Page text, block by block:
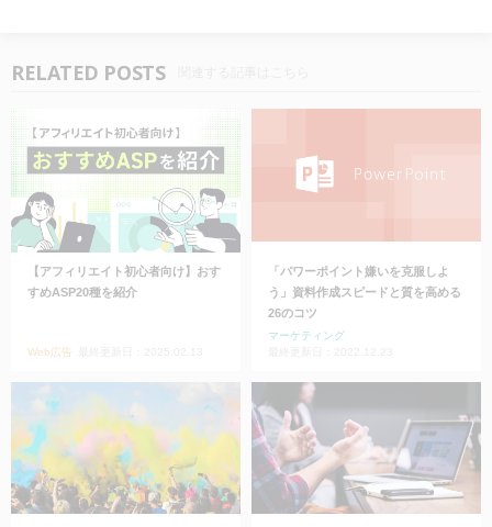
RELATED POSTS
【アフィリエイト初心者向け】おす
すめASP20種を紹介
Web広告
「パワーポイント嫌いを克服しよ
う」資料作成スピードと質を高める
26のコツ
マーケティング